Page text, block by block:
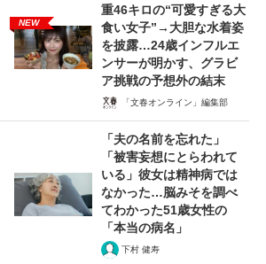
NEW
重46キロの“可愛すぎる大
食い女子”→大胆な水着姿
を披露…24歳インフルエ
ンサーが明かす、グラビ
ア挑戦の予想外の結末
「文春オンライン」編集部
「夫の名前を忘れた」
「被害妄想にとらわれて
いる」彼女は精神病では
なかった…脳みそを調べ
てわかった51歳女性の
「本当の病名」
下村 健寿